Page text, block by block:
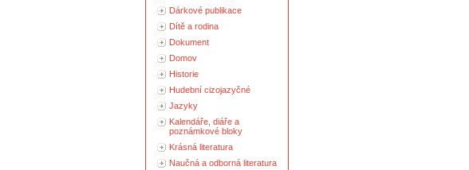
Dárkové publikace
Dítě a rodina
Dokument
Domov
Historie
Hudební cizojazyčné
Jazyky
Kalendáře, diáře a
poznámkové bloky
Krásná literatura
Naučná a odborná literatura